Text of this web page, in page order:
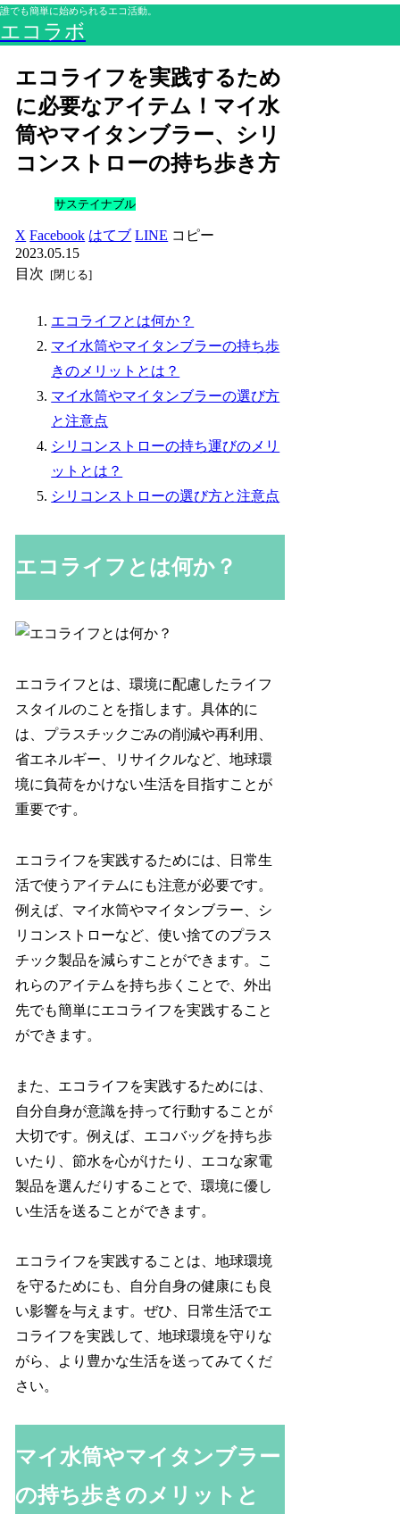
誰でも簡単に始められるエコ活動。
エコラボ
エコライフを実践するため
に必要なアイテム！マイ水
筒やマイタンブラー、シリ
コンストローの持ち歩き方
サステイナブル
X Facebook はてブ LINE コピー
2023.05.15
目次
エコライフとは何か？
マイ水筒やマイタンブラーの持ち歩
きのメリットとは？
マイ水筒やマイタンブラーの選び方
と注意点
シリコンストローの持ち運びのメリ
ットとは？
シリコンストローの選び方と注意点
エコライフとは何か？
エコライフとは、環境に配慮したライフ
スタイルのことを指します。具体的に
は、プラスチックごみの削減や再利用、
省エネルギー、リサイクルなど、地球環
境に負荷をかけない生活を目指すことが
重要です。
エコライフを実践するためには、日常生
活で使うアイテムにも注意が必要です。
例えば、マイ水筒やマイタンブラー、シ
リコンストローなど、使い捨てのプラス
チック製品を減らすことができます。こ
れらのアイテムを持ち歩くことで、外出
先でも簡単にエコライフを実践すること
ができます。
また、エコライフを実践するためには、
自分自身が意識を持って行動することが
大切です。例えば、エコバッグを持ち歩
いたり、節水を心がけたり、エコな家電
製品を選んだりすることで、環境に優し
い生活を送ることができます。
エコライフを実践することは、地球環境
を守るためにも、自分自身の健康にも良
い影響を与えます。ぜひ、日常生活でエ
コライフを実践して、地球環境を守りな
がら、より豊かな生活を送ってみてくだ
さい。
マイ水筒やマイタンブラー
の持ち歩きのメリットと